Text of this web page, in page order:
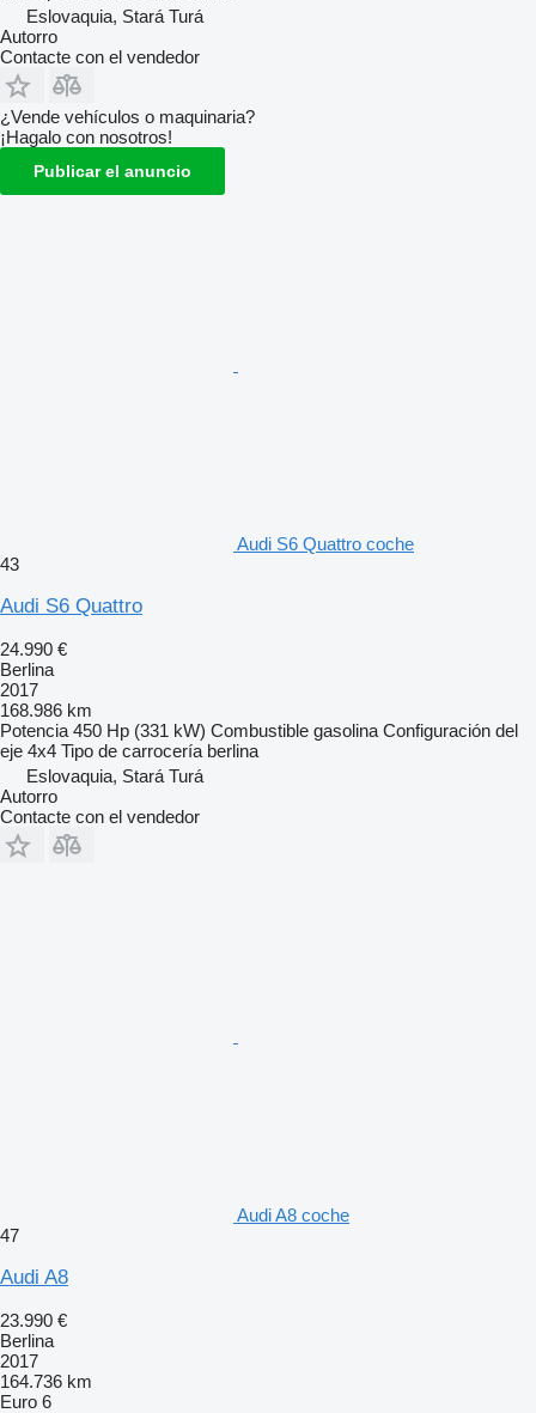
Eslovaquia, Stará Turá
Autorro
Contacte con el vendedor
¿Vende vehículos o maquinaria?
¡Hagalo con nosotros!
Publicar el anuncio
Audi S6 Quattro coche
43
Audi S6 Quattro
24.990 €
Berlina
2017
168.986 km
Potencia 450 Hp (331 kW) Combustible gasolina Configuración del
eje 4x4 Tipo de carrocería berlina
Eslovaquia, Stará Turá
Autorro
Contacte con el vendedor
Audi A8 coche
47
Audi A8
23.990 €
Berlina
2017
164.736 km
Euro 6